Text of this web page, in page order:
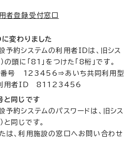
者登録受付窓口
変わりました
予約システムの利用者IDは、旧シス
頭に「81」をつけた「8桁」です。
録番号 123456⇒あいち共同利用型
利用者ID 81123456
と同じです
約システムのパスワードは、旧シス
と同じです。
は、利用施設の窓口へお問い合わせ